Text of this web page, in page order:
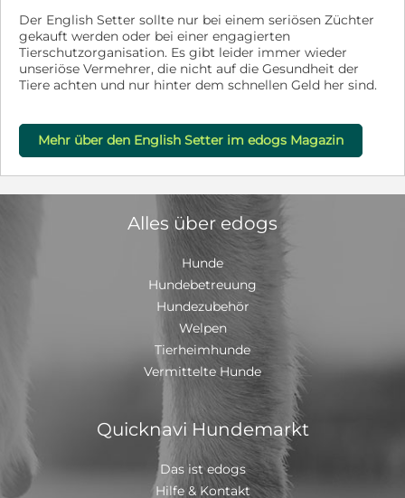
Der English Setter sollte nur bei einem seriösen Züchter
gekauft werden oder bei einer engagierten
Tierschutzorganisation. Es gibt leider immer wieder
unseriöse Vermehrer, die nicht auf die Gesundheit der
Tiere achten und nur hinter dem schnellen Geld her sind.
Mehr über den English Setter im edogs Magazin
Alles über edogs
Hunde
Hundebetreuung
Hundezubehör
Welpen
Tierheimhunde
Vermittelte Hunde
Quicknavi Hundemarkt
Das ist edogs
Hilfe & Kontakt